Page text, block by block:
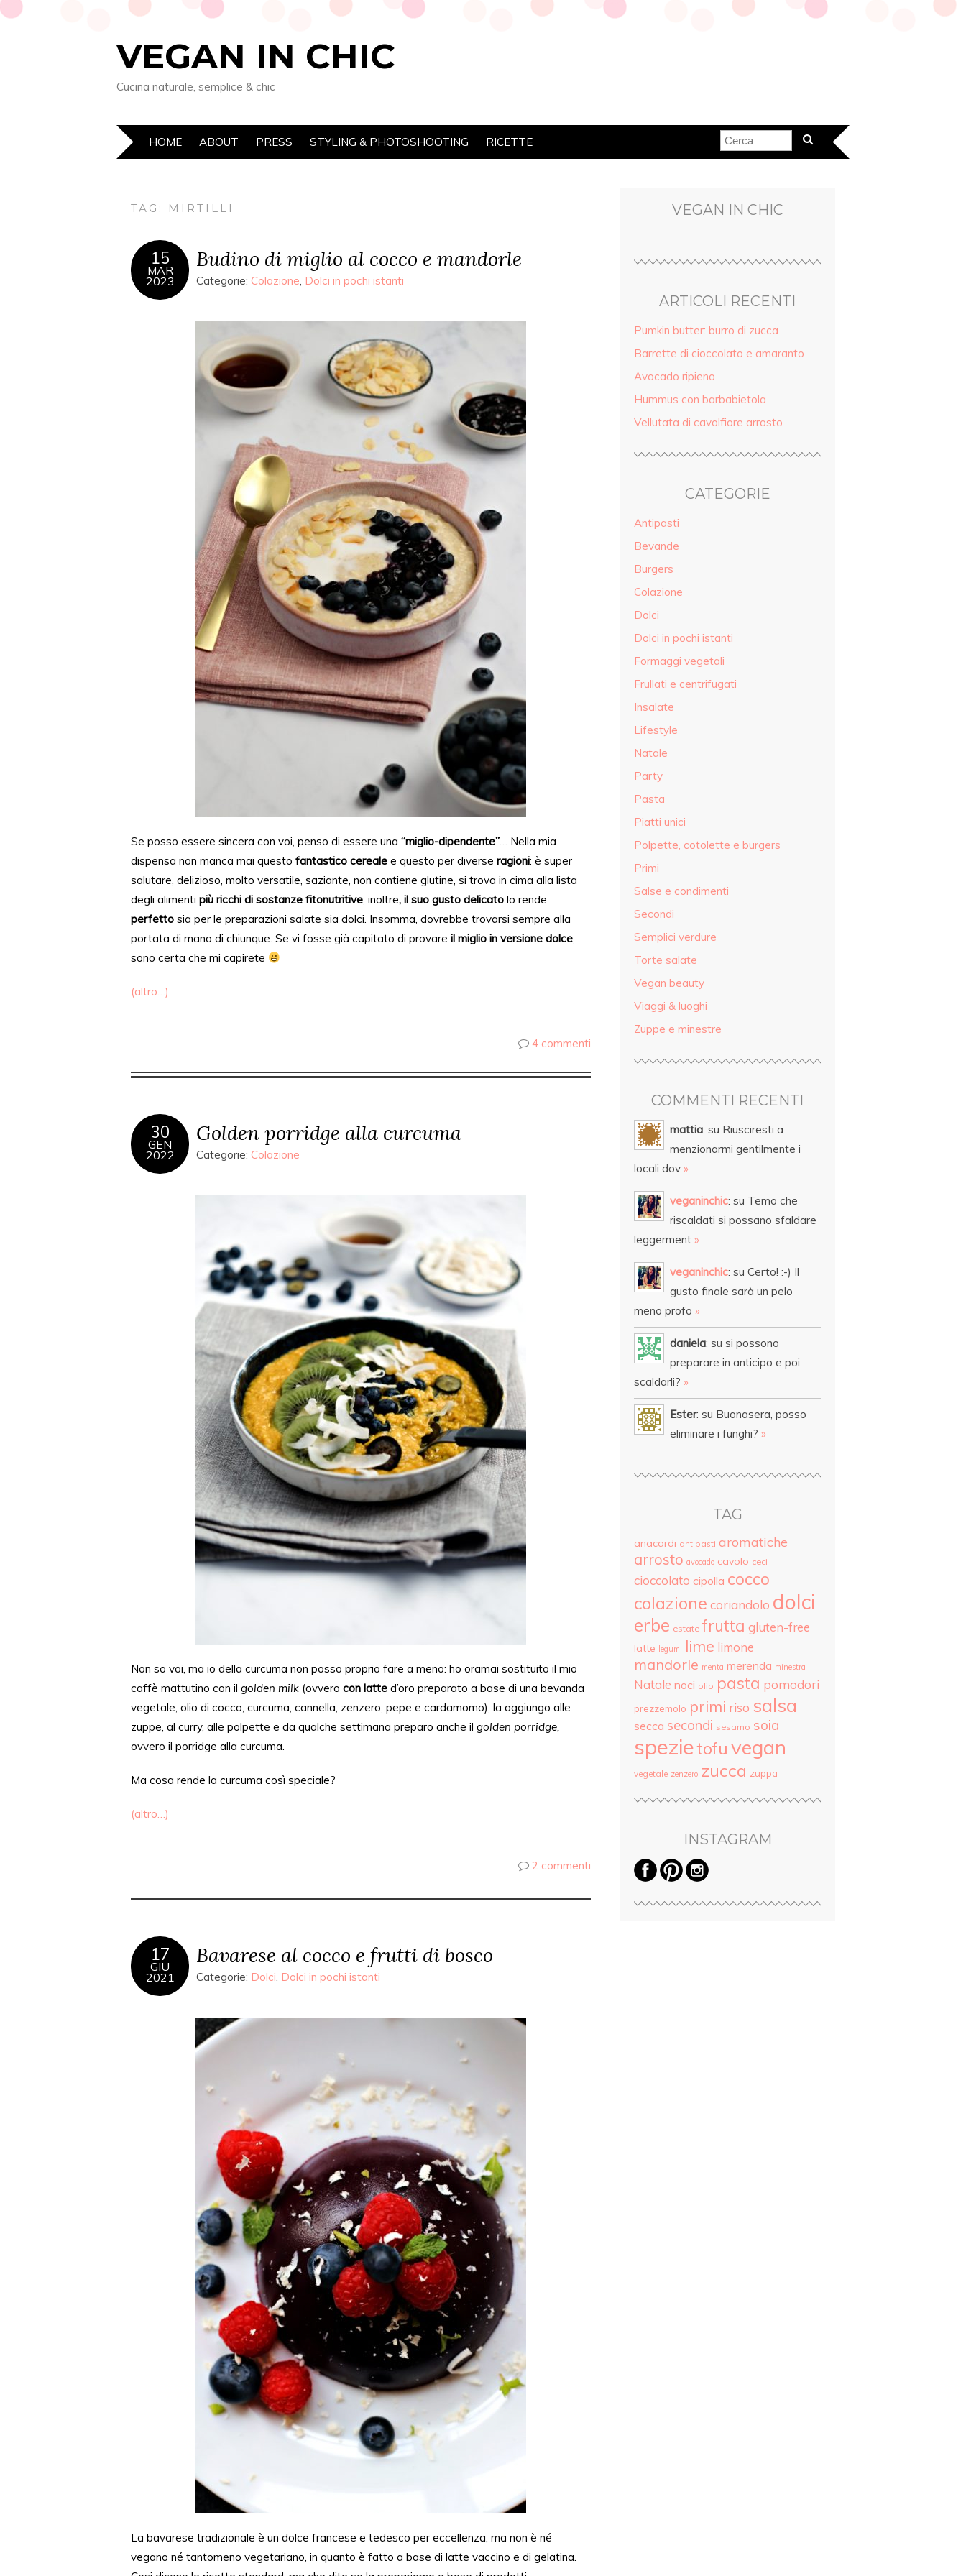
VEGAN IN CHIC
Cucina naturale, semplice & chic
HOME ABOUT PRESS STYLING & PHOTOSHOOTING RICETTE
TAG: MIRTILLI
15
MAR
2023
Budino di miglio al cocco e mandorle
Categorie: Colazione, Dolci in pochi istanti
Se posso essere sincera con voi, penso di essere una “miglio-dipendente”… Nella mia
dispensa non manca mai questo fantastico cereale e questo per diverse ragioni: è super
salutare, delizioso, molto versatile, saziante, non contiene glutine, si trova in cima alla lista
degli alimenti più ricchi di sostanze fitonutritive; inoltre, il suo gusto delicato lo rende
perfetto sia per le preparazioni salate sia dolci. Insomma, dovrebbe trovarsi sempre alla
portata di mano di chiunque. Se vi fosse già capitato di provare il miglio in versione dolce,
sono certa che mi capirete
(altro…)
4 commenti
30
GEN
2022
Golden porridge alla curcuma
Categorie: Colazione
Non so voi, ma io della curcuma non posso proprio fare a meno: ho oramai sostituito il mio
caffè mattutino con il golden milk (ovvero con latte d’oro preparato a base di una bevanda
vegetale, olio di cocco, curcuma, cannella, zenzero, pepe e cardamomo), la aggiungo alle
zuppe, al curry, alle polpette e da qualche settimana preparo anche il golden porridge,
ovvero il porridge alla curcuma.
Ma cosa rende la curcuma così speciale?
(altro…)
2 commenti
17
GIU
2021
Bavarese al cocco e frutti di bosco
Categorie: Dolci, Dolci in pochi istanti
La bavarese tradizionale è un dolce francese e tedesco per eccellenza, ma non è né
vegano né tantomeno vegetariano, in quanto è fatto a base di latte vaccino e di gelatina.
VEGAN IN CHIC
ARTICOLI RECENTI
Pumkin butter: burro di zucca
Barrette di cioccolato e amaranto
Avocado ripieno
Hummus con barbabietola
Vellutata di cavolfiore arrosto
CATEGORIE
Antipasti
Bevande
Burgers
Colazione
Dolci
Dolci in pochi istanti
Formaggi vegetali
Frullati e centrifugati
Insalate
Lifestyle
Natale
Party
Pasta
Piatti unici
Polpette, cotolette e burgers
Primi
Salse e condimenti
Secondi
Semplici verdure
Torte salate
Vegan beauty
Viaggi & luoghi
Zuppe e minestre
COMMENTI RECENTI
mattia: su Riusciresti a
menzionarmi gentilmente i
locali dov »
veganinchic: su Temo che
riscaldati si possano sfaldare
leggerment »
veganinchic: su Certo! :-) Il
gusto finale sarà un pelo
meno profo »
daniela: su si possono
preparare in anticipo e poi
scaldarli? »
Ester: su Buonasera, posso
eliminare i funghi? »
TAG
anacardi antipasti aromatiche
arrosto avocado cavolo ceci
cioccolato cipolla cocco
colazione coriandolo dolci
erbe estate frutta gluten-free
latte legumi lime limone
mandorle menta merenda minestra
Natale noci olio pasta pomodori
prezzemolo primi riso salsa
secca secondi sesamo soia
spezietofu vegan
vegetale zenzero zucca zuppa
INSTAGRAM